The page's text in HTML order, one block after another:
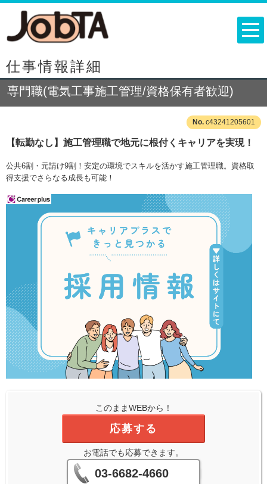
仕事情報詳細
専門職(電気工事施工管理/資格保有者歓迎)
c43241205601
【転勤なし】施工管理職で地元に根付くキャリアを実現！
公共6割・元請け9割！安定の環境でスキルを活かす施工管理職。資格取
得支援でさらなる成長も可能！
このままWEBから！
応募する
お電話でも応募できます。
03-6682-4660